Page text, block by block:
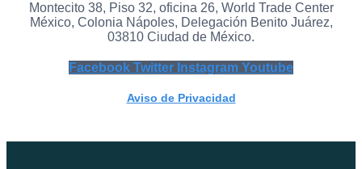
Montecito 38, Piso 32, oficina 26, World Trade Center
México, Colonia Nápoles, Delegación Benito Juárez,
03810 Ciudad de México.
Facebook Twitter Instagram Youtube
Aviso de Privacidad